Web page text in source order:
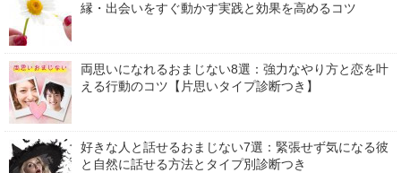
縁・出会いをすぐ動かす実践と効果を高めるコツ
両思いになれるおまじない8選：強力なやり方と恋を叶
える行動のコツ【片思いタイプ診断つき】
好きな人と話せるおまじない7選：緊張せず気になる彼
と自然に話せる方法とタイプ別診断つき